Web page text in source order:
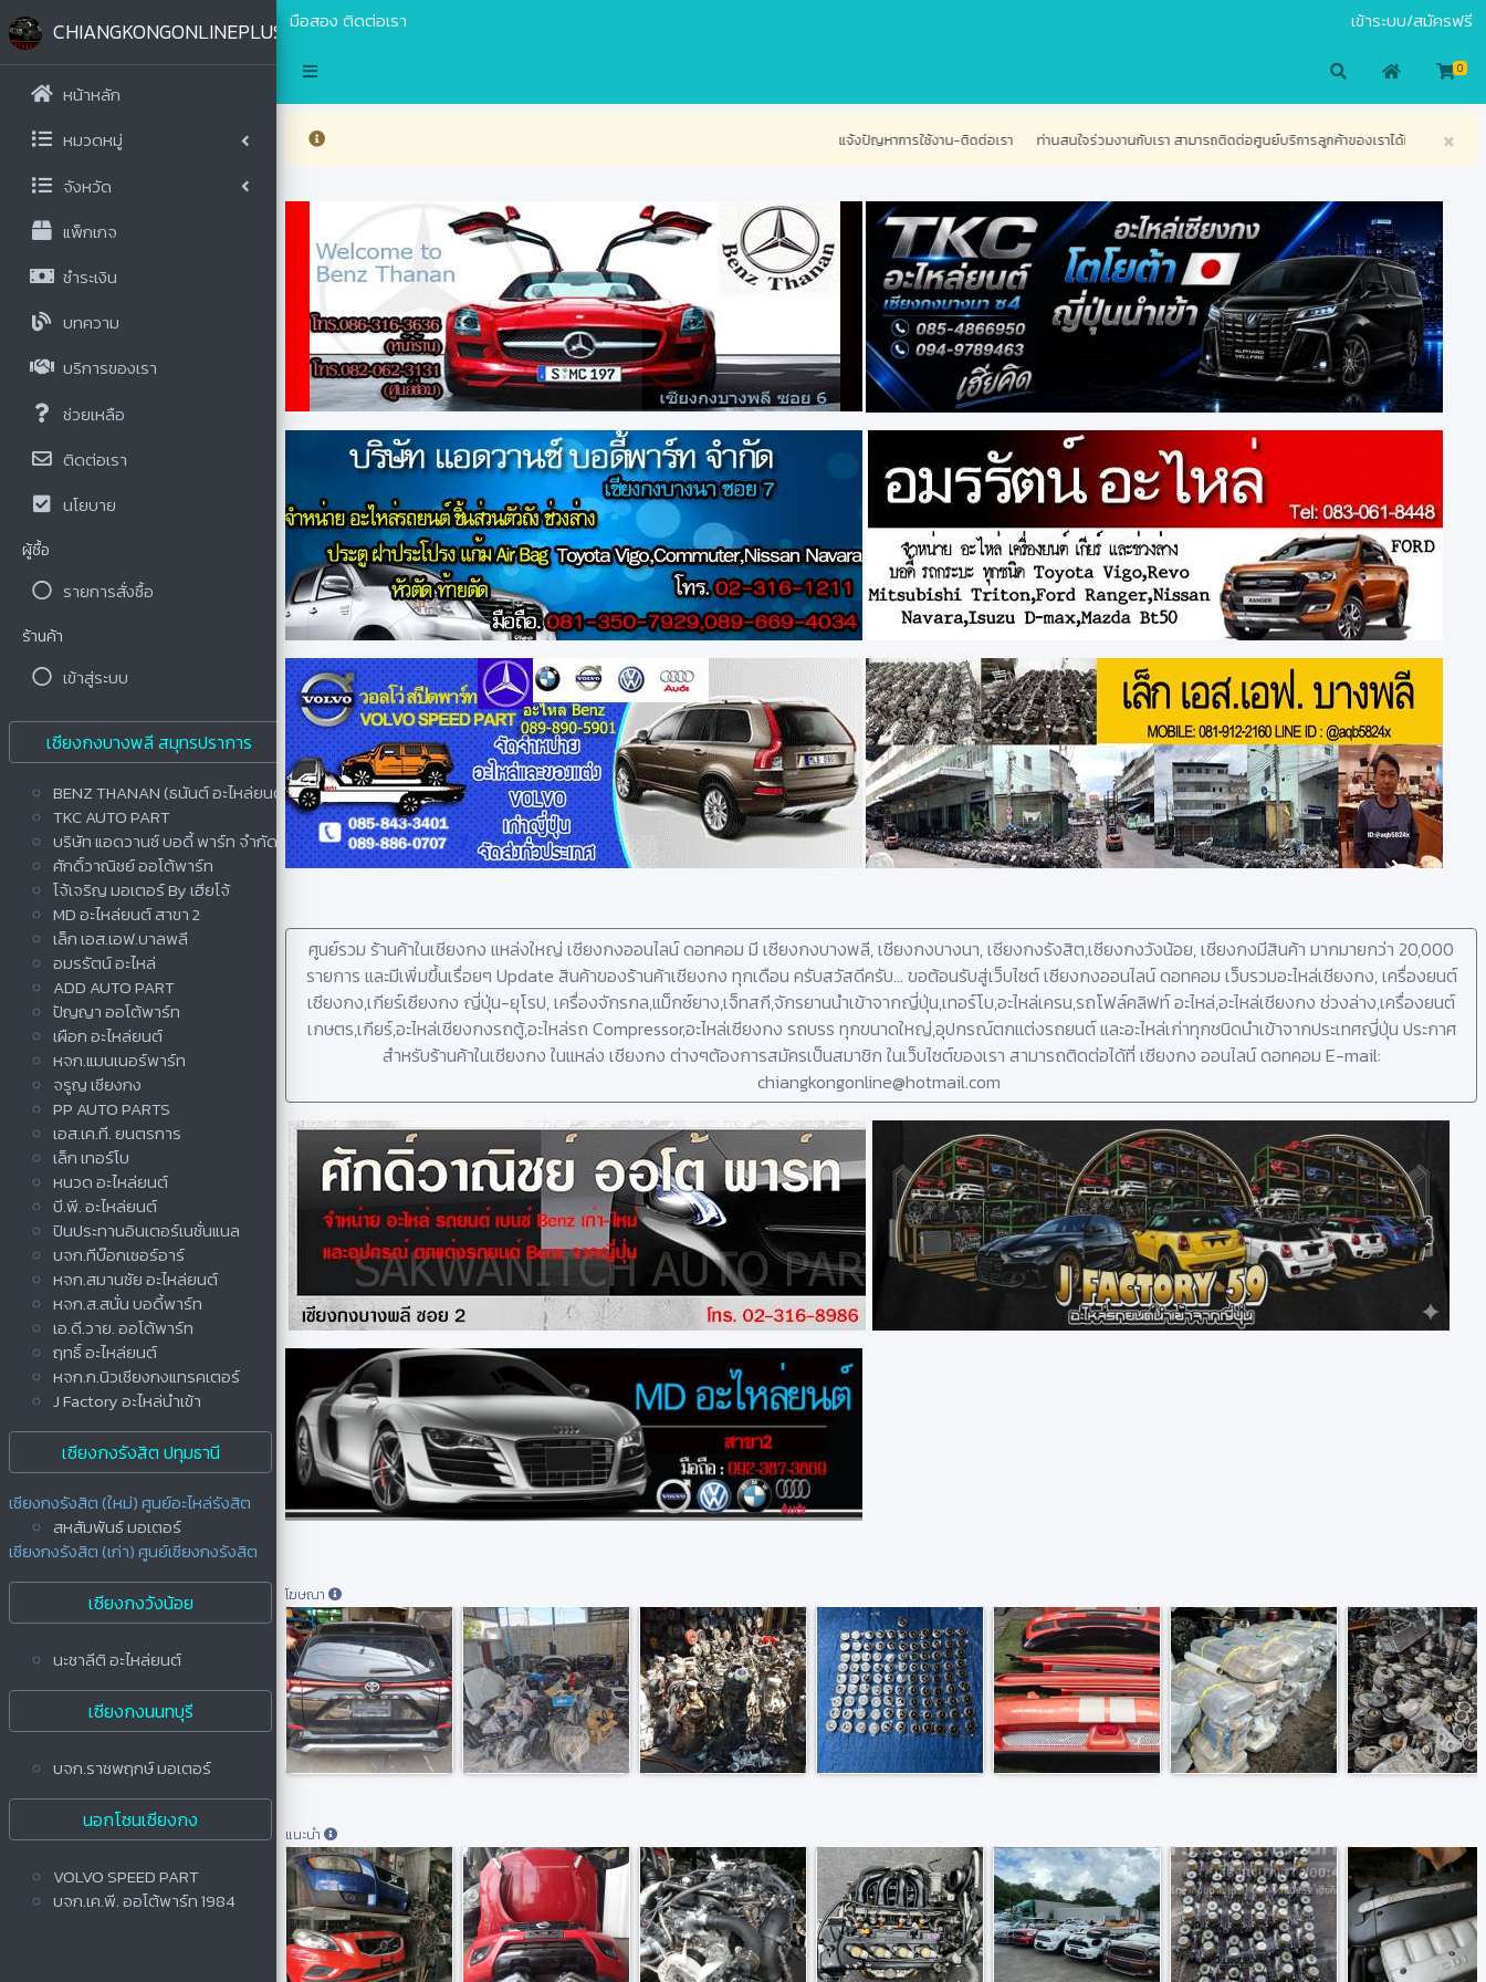
มือสอง ติดต่อเรา เข้าระบบ/สมัครฟรี
0
CHIANGKONGONLINEPLUS.COM
หน้าหลัก
หมวดหมู่
จังหวัด
แพ็กเกจ
ชำระเงิน
บทความ
บริการของเรา
ช่วยเหลือ
ติดต่อเรา
นโยบาย
ผู้ซื้อ
รายการสั่งซื้อ
ร้านค้า
เข้าสู่ระบบ
เซียงกงบางพลี สมุทรปราการ
BENZ THANAN (ธนันต์ อะไหล่ยนต์)
TKC AUTO PART
บริษัท แอดวานซ์ บอดี้ พาร์ท จำกัด
ศักดิ์วาณิชย์ ออโต้พาร์ท
โจ้เจริญ มอเตอร์ By เฮียโจ้
MD อะไหล่ยนต์ สาขา 2
เล็ก เอส.เอฟ.บาลพลี
อมรรัตน์ อะไหล่
ADD AUTO PART
ปัญญา ออโต้พาร์ท
เผือก อะไหล่ยนต์
หจก.แมนเนอร์พาร์ท
จรูญ เซียงกง
PP AUTO PARTS
เอส.เค.ที. ยนตรการ
เล็ก เทอร์โบ
หนวด อะไหล่ยนต์
บี.พี. อะไหล่ยนต์
ปินประทานอินเตอร์เนชั่นแนล
บจก.ทีบ๊อกเซอร์อาร์
หจก.สมานชัย อะไหล่ยนต์
หจก.ส.สนั่น บอดี้พาร์ท
เอ.ดี.วาย. ออโต้พาร์ท
ฤทธิ์ อะไหล่ยนต์
หจก.ก.นิวเชียงกงแทรคเตอร์
J Factory อะไหล่นำเข้า
เซียงกงรังสิต ปทุมธานี
เซียงกงรังสิต (ใหม่) ศูนย์อะไหล่รังสิต
สหสัมพันธ์ มอเตอร์
เซียงกงรังสิต (เก่า) ศูนย์เซียงกงรังสิต
เซียงกงวังน้อย
นะชาลีติ อะไหล่ยนต์
เซียงกงนนทบุรี
บจก.ราชพฤกษ์ มอเตอร์
นอกโซนเซียงกง
VOLVO SPEED PART
บจก.เค.พี. ออโต้พาร์ท 1984
×
แจ้งปัญหาการใช้งาน-ติดต่อเรา ท่านสนใจร่วมงานกับเรา สามารถติดต่อศูนย์บริการลูกค้าของเราได้ทางโทรศัพท์ เพื่อสอบถามข้อสงสัย
ศูนย์รวม ร้านค้าในเชียงกง แหล่งใหญ่ เซียงกงออนไลน์ ดอทคอม มี เซียงกงบางพลี, เชียงกงบางนา, เซียงกงรังสิต,เซียงกงวังน้อย, เชียงกงมีสินค้า มากมายกว่า 20,000
รายการ และมีเพิ่มขึ้นเรื่อยๆ Update สินค้าของร้านค้าเซียงกง ทุกเดือน ครับสวัสดีครับ... ขอต้อนรับสู่เว็บไซต์ เซียงกงออนไลน์ ดอทคอม เว็บรวมอะไหล่เชียงกง, เครื่องยนต์
เซียงกง,เกียร์เซียงกง ญี่ปุ่น-ยุโรป, เครื่องจักรกล,แม็กซ์ยาง,เจ็ทสกี,จักรยานนำเข้าจากญี่ปุ่น,เทอร์โบ,อะไหล่เครน,รถโฟล์คลิฟท์ อะไหล่,อะไหล่เชียงกง ช่วงล่าง,เครื่องยนต์
เกษตร,เกียร์,อะไหล่เชียงกงรถตู้,อะไหล่รถ Compressor,อะไหล่เซียงกง รถบรร ทุกขนาดใหญ่,อุปกรณ์ตกแต่งรถยนต์ และอะไหล่เก่าทุกชนิดนำเข้าจากประเทศญี่ปุ่น ประกาศ
สำหรับร้านค้าในเชียงกง ในแหล่ง เซียงกง ต่างๆต้องการสมัครเป็นสมาชิก ในเว็บไซต์ของเรา สามารถติดต่อได้ที่ เซียงกง ออนไลน์ ดอทคอม E-mail:
chiangkongonline@hotmail.com
โฆษณา
แนะนำ